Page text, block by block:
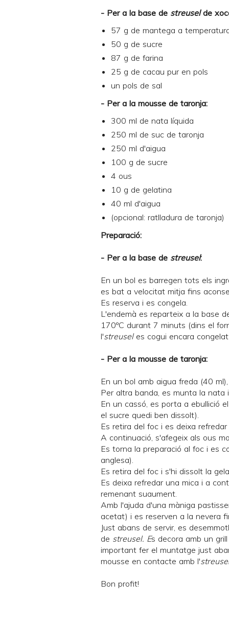
- Per a la base de streuselde
57 g de mantega a
50 g de sucre
87 g de farina
25 g de cacau pur en pols
un pols de sal
- Per a la mousse de taronja:
300 ml de nata líquida
250 ml de suc de taronja
250 ml d'aigua
100 g de sucre
4 ous
10 g de gelatina
40 ml d'aigua
(opcional: ratlladura de taronja)
Preparació:
- Per a la base de streusel:
En un bol es barregen tots els
es bat a velocitat mitja fins
Es reserva i es congela.
L'endemà es reparteix a la base
170ºC durant 7 minuts (dins el
l'streuseles cogui encara
- Per a la mousse de taronja:
En un bol amb aigua freda (40
Per altra banda, es munta la nata
En un cassó, es porta a ebullició
el sucre quedi ben dissolt).
Es retira del foc i es deixa refredar
A continuació, s'afegeix als ous
Es torna la preparació al foc i es
anglesa).
Es retira del foc i s'hi dissolt la
Es deixa refredar una mica i a
remenant suaument.
Amb l'ajuda d'una màniga
acetat) i es reserven a la nevera
Just abans de servir, es
de streusel. Es decora amb un
important fer el muntatge just
mousse en contacte amb l'
Bon profit!